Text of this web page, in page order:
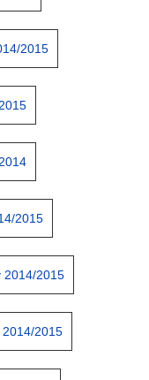
2015
2015
2014/2015
2015